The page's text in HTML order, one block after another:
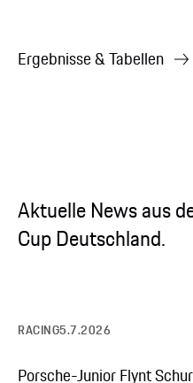
Ergebnisse & Tabellen
Aktuelle News aus
Cup Deutschland.
RACING5.7.2026
Porsche-Junior Flynt